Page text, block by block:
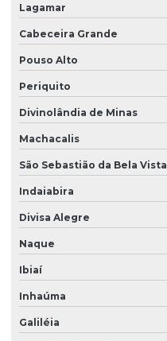
Lagamar
Cabeceira Grande
Pouso Alto
Periquito
Divinolândia de Minas
Machacalis
São Sebastião da Bela Vista
Indaiabira
Divisa Alegre
Naque
Ibiaí
Inhaúma
Galiléia